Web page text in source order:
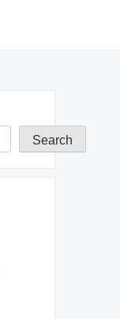
Search